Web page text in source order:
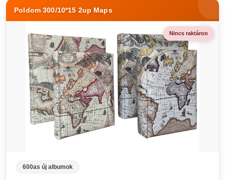
Poldom 300/10*15 2up Maps
Nincs raktáron
600as új albumok